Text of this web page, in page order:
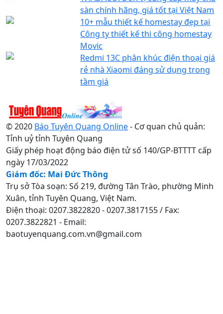
sàn chính hãng, giá tốt tại Việt Nam
10+ mẫu thiết kế homestay đẹp tại
Công ty thiết kế thi công homestay
Movic
Redmi 13C phân khúc điện thoại giá
rẻ nhà Xiaomi đáng sử dụng trong
tầm giá
© 2020 Báo Tuyên Quang Online- Cơ quan chủ quản:
Tỉnh uỷ tỉnh Tuyên Quang
Giấy phép hoạt động báo điện tử số 140/GP-BTTTT cấp
ngày 17/03/2022
Giám đốc: Mai Đức Thông
Trụ sở Tòa soạn: Số 219, đường Tân Trào, phường Minh
Xuân, tỉnh Tuyên Quang, Việt Nam.
Điện thoại: 0207.3822820 - 0207.3817155 / Fax:
0207.3822821 - Email:
baotuyenquang.com.vn@gmail.com